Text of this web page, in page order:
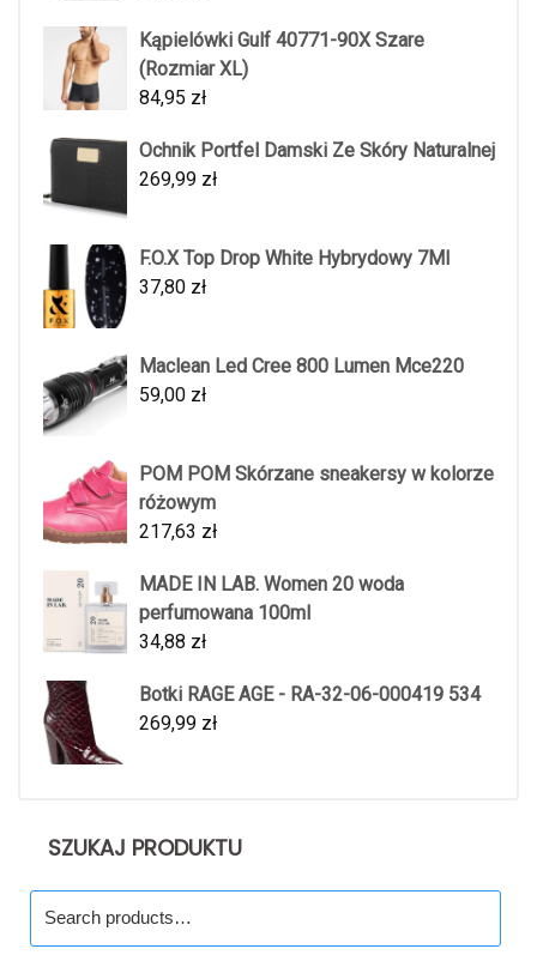
Kąpielówki Gulf 40771-90X Szare
(Rozmiar XL)
84,95 zł
Ochnik Portfel Damski Ze Skóry Naturalnej
269,99 zł
F.O.X Top Drop White Hybrydowy 7Ml
37,80 zł
Maclean Led Cree 800 Lumen Mce220
59,00 zł
POM POM Skórzane sneakersy w kolorze
różowym
217,63 zł
MADE IN LAB. Women 20 woda
perfumowana 100ml
34,88 zł
Botki RAGE AGE - RA-32-06-000419 534
269,99 zł
SZUKAJ PRODUKTU
for: